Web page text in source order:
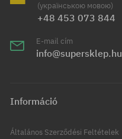
(українською мовою)
+48 453 073 844
E-mail cím
info@supersklep.hu
Információ
Általános Szerződési Feltételek